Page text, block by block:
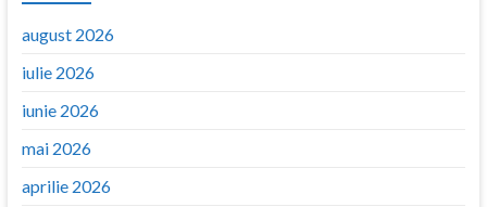
august 2026
iulie 2026
iunie 2026
mai 2026
aprilie 2026